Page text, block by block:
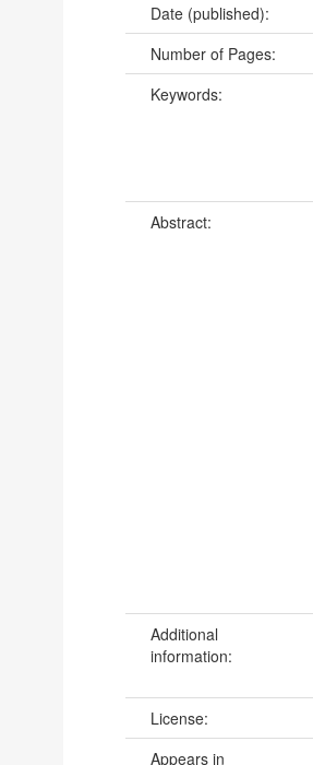
Date (published):
Number of Pages:
Keywords:
Abstract:
Additional
information:
License:
Appears in